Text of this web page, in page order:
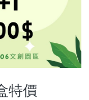
特價